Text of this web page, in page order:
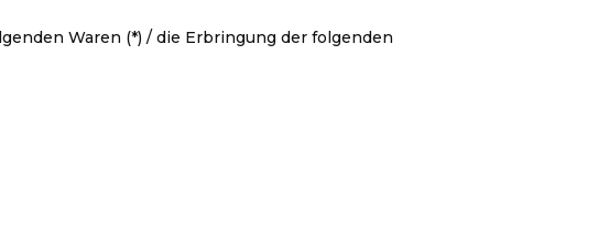
Waren (*) / die Erbringung der folgenden